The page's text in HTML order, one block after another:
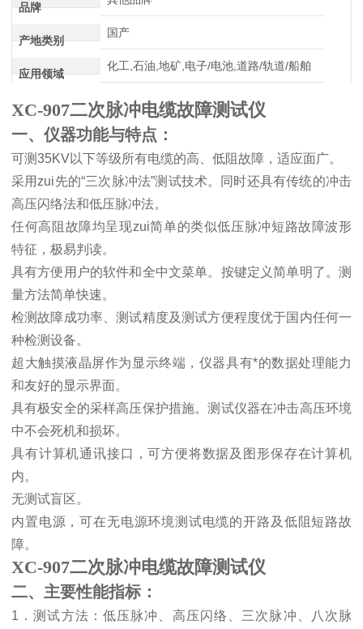
品牌
产地类别
国产
应用领域
化工,石油,地矿,电子/电池,道路/轨道/船舶
XC-907二次脉冲电缆故障测试仪
一、仪器功能与特点：
可测35KV以下等级所有电缆的高、低阻故障，适应面广。
采用zui先的“三次脉冲法”测试技术。同时还具有传统的冲击
高压闪络法和低压脉冲法。
任何高阻故障均呈现zui简单的类似低压脉冲短路故障波形
特征，极易判读。
具有方便用户的软件和全中文菜单。按键定义简单明了。测
量方法简单快速。
检测故障成功率、测试精度及测试方便程度优于国内任何一
种检测设备。
超大触摸液晶屏作为显示终端，仪器具有*的数据处理能力
和友好的显示界面。
具有极安全的采样高压保护措施。测试仪器在冲击高压环境
中不会死机和损坏。
具有计算机通讯接口，可方便将数据及图形保存在计算机
内。
无测试盲区。
内置电源，可在无电源环境测试电缆的开路及低阻短路故
障。
XC-907二次脉冲电缆故障测试仪
二、主要性能指标：
1 ．测试方法：低压脉冲、高压闪络、三次脉冲、八次脉